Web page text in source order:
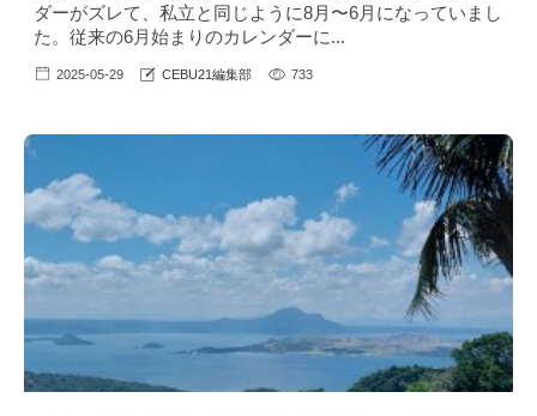
ダーがズレて、私立と同じように8月〜6月になっていまし
た。従来の6月始まりのカレンダーに...
2025-05-29 CEBU21編集部 733